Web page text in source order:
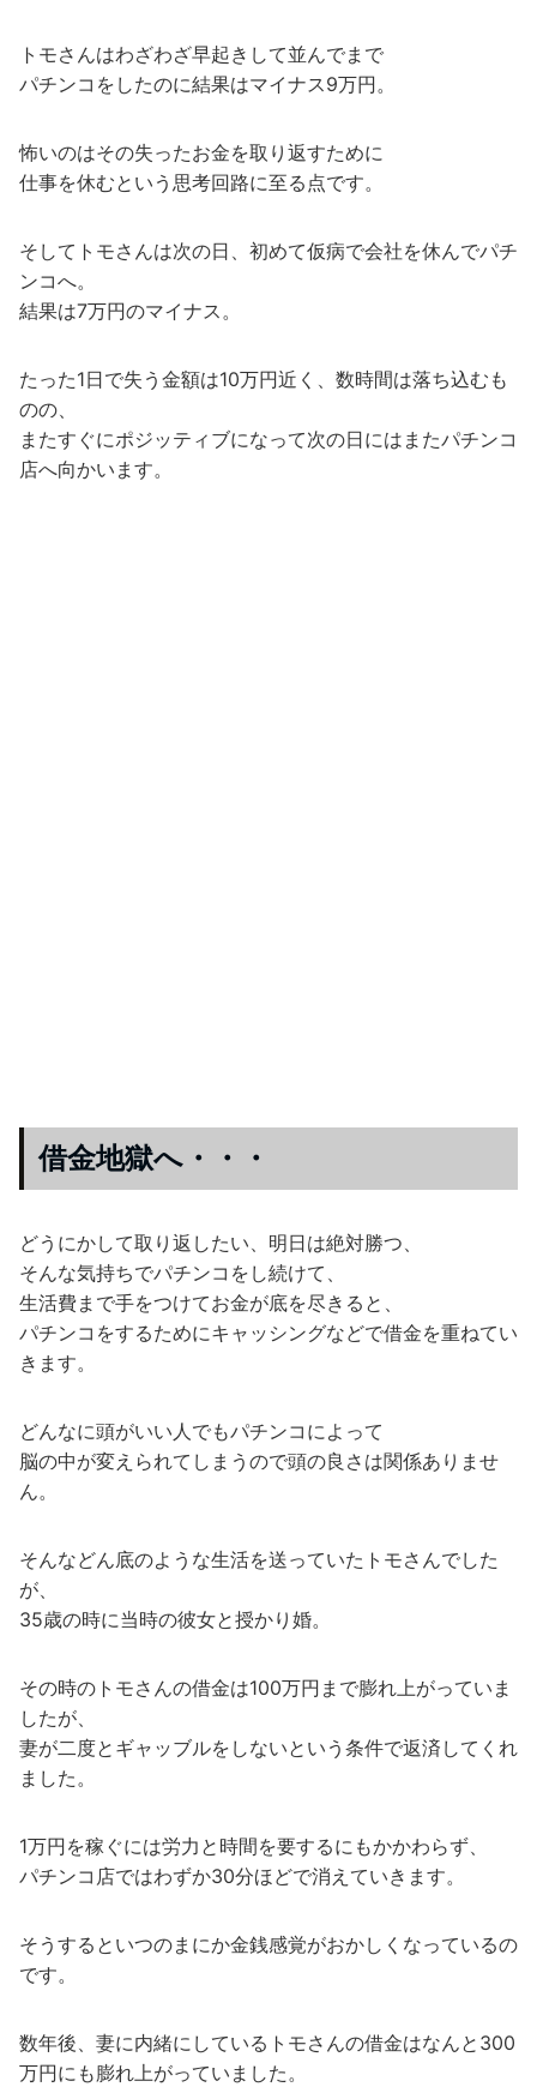
トモさんはわざわざ早起きして並んでまで
パチンコをしたのに結果はマイナス9万円。
怖いのはその失ったお金を取り返すために
仕事を休むという思考回路に至る点です。
そしてトモさんは次の日、初めて仮病で会社を休んでパチ
ンコへ。
結果は7万円のマイナス。
たった1日で失う金額は10万円近く、数時間は落ち込むも
のの、
またすぐにポジッティブになって次の日にはまたパチンコ
店へ向かいます。
借金地獄へ・・・
どうにかして取り返したい、明日は絶対勝つ、
そんな気持ちでパチンコをし続けて、
生活費まで手をつけてお金が底を尽きると、
パチンコをするためにキャッシングなどで借金を重ねてい
きます。
どんなに頭がいい人でもパチンコによって
脳の中が変えられてしまうので頭の良さは関係ありませ
ん。
そんなどん底のような生活を送っていたトモさんでした
が、
35歳の時に当時の彼女と授かり婚。
その時のトモさんの借金は100万円まで膨れ上がっていま
したが、
妻が二度とギャッブルをしないという条件で返済してくれ
ました。
1万円を稼ぐには労力と時間を要するにもかかわらず、
パチンコ店ではわずか30分ほどで消えていきます。
そうするといつのまにか金銭感覚がおかしくなっているの
です。
数年後、妻に内緒にしているトモさんの借金はなんと300
万円にも膨れ上がっていました。